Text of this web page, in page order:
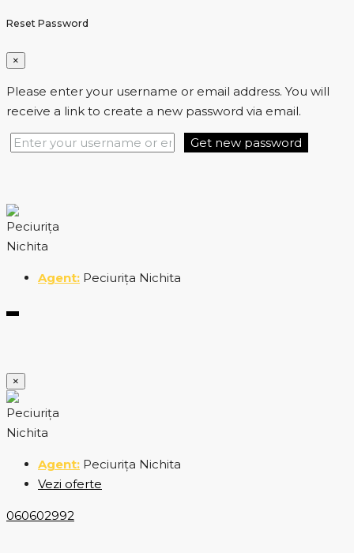
Reset Password
×
Please enter your username or email address. You will
receive a link to create a new password via email.
Get new password
Peciurița Nichita
×
Peciurița Nichita
Vezi oferte
060602992